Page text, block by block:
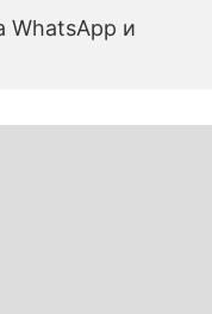
WhatsApp и